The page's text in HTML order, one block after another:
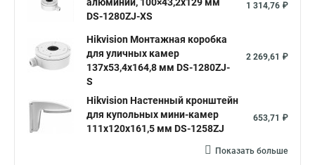
DS-1280ZJ-XS
1 314,76 ₽
Hikvision Монтажная коробка
для уличных камер
137x53,4x164,8 мм DS-1280ZJ-
S
2 269,61 ₽
Hikvision Настенный кронштейн
для купольных мини-камер
111x120x161,5 мм DS-1258ZJ
653,71 ₽
Показать больше